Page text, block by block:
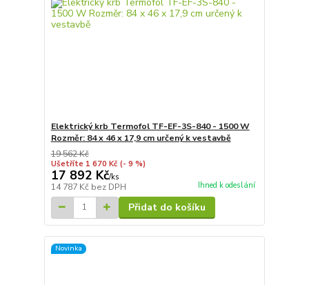
Elektrický krb Termofol TF-EF-3S-840 - 1500 W
Rozměr: 84 x 46 x 17,9 cm určený k vestavbě
19 562 Kč
Ušetříte 1 670 Kč (- 9 %)
17 892 Kč/ks
14 787 Kč bez DPH Ihned k odeslání
Přidat do košíku
Novinka